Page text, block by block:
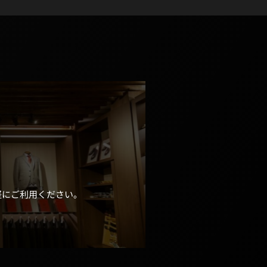
ご利用ください。